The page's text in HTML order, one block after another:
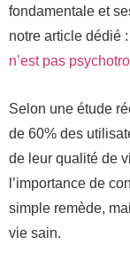
fondamentale et
notre article dédié :
n’est pas
Selon une étude
de 60% des
de leur qualité de
l’importance de
simple remède,
vie sain.